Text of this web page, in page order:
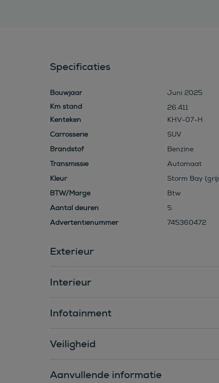
Specificaties
Bouwjaar
Juni 2025
26.411
Kenteken
KHV-07-H
Carrosserie
SUV
Brandstof
Benzine
Transmissie
Automaat
Kleur
Storm Bay
BTW/Marge
Btw
Aantal deuren
5
Advertentienummer
745360472
Exterieur
Interieur
Infotainment
Veiligheid
Aanvullende informatie